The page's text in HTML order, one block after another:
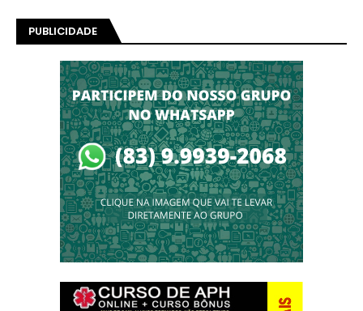
PUBLICIDADE